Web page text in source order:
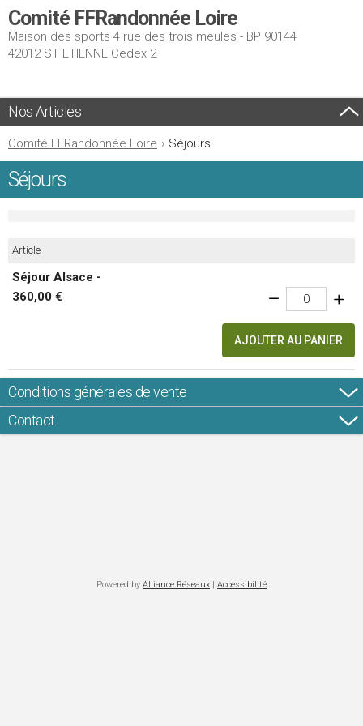
Comité FFRandonnée Loire
Maison des sports 4 rue des trois meules - BP 90144
42012 ST ETIENNE Cedex 2
Nos Articles
Comité FFRandonnée Loire › Séjours
Séjours
Article
Séjour Alsace -
360,00 €
AJOUTER AU PANIER
Conditions générales de vente
Contact
Powered by Alliance Réseaux | Accessibilité